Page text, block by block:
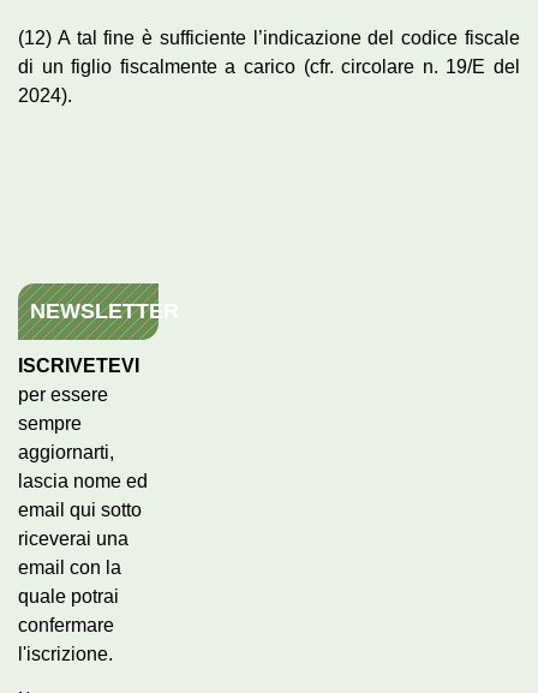
(12) A tal fine è sufficiente l’indicazione del codice fiscale
di un figlio fiscalmente a carico (cfr. circolare n. 19/E del
2024).
NEWSLETTER
ISCRIVETEVI
per essere
sempre
aggiornarti,
lascia nome ed
email qui sotto
riceverai una
email con la
quale potrai
confermare
l'iscrizione.